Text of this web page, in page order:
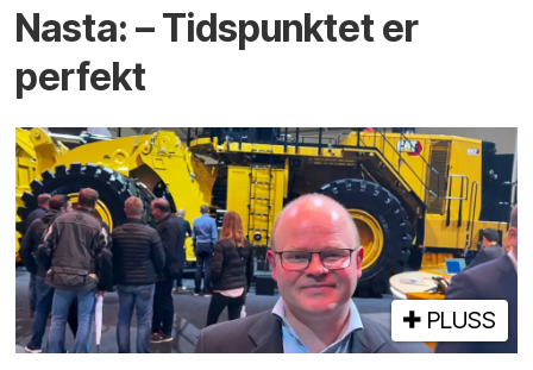
Nasta: – Tidspunktet er
perfekt
PLUSS